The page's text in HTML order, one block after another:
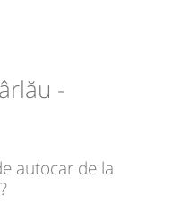
Cumpără
-
autocar de la